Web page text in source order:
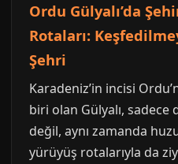
Ordu Gülyalı’da
Rotaları:
Şehri
Karadeniz’in incisi
biri olan Gülyalı,
değil, aynı zamanda
yürüyüş rotalarıyla da